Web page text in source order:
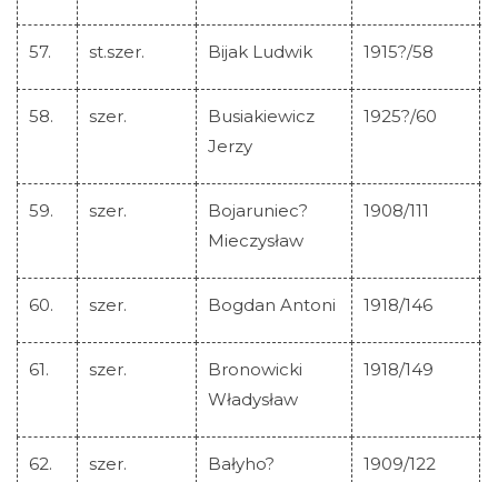
57. st.szer. Bijak Ludwik 1915?/58
58. szer.
Busiakiewicz
Jerzy
1925?/60
59. szer.
Bojaruniec?
Mieczysław
1908/111
60. szer. Bogdan Antoni 1918/146
61. szer.
Bronowicki
Władysław
1918/149
62. szer.
Bałyho?
1909/122